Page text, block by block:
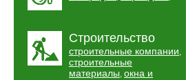
Строительство
строительные компании,
строительные
материалы, окна и